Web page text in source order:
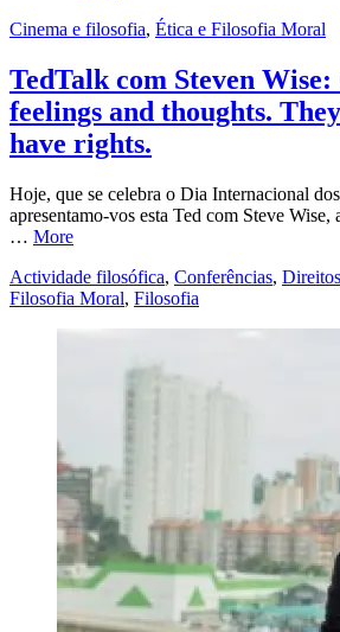
Cinema e filosofia, Ética e Filosofia Moral
TedTalk com Steven Wise:
feelings and thoughts.
have rights.
Hoje, que se celebra o Dia Internacional
apresentamo-vos esta Ted com Steve
… More
Actividade filosófica, Conferências,
Filosofia Moral, Filosofia